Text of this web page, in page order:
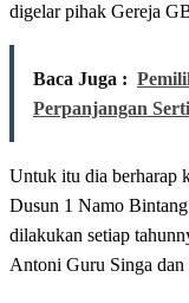
digelar pihak Gereja
Baca Juga :
Perpanjangan
Untuk itu dia berharap
Dusun 1 Namo
dilakukan setiap
Antoni Guru Singa